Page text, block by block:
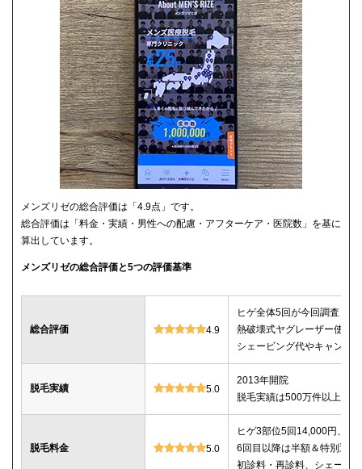
メンズリゼの総合評価は「4.9点」です。
総合評価は「料金・実績・男性への配慮・アフターケア・医院数」を基に
算出しています。
メンズリゼの総合評価と5つの評価基準
総合評価 4.9
ヒゲ全体5回が今回調査し
熱破壊式ヤグレーザー使用
シェービング代やキャンセ
脱毛実績 5.0
2013年開院
脱毛実績は500万件以上
脱毛料金 5.0
ヒゲ3部位5回14,000円、ヒ
6回目以降は半額＆特別返
初診料・再診料、シェービ